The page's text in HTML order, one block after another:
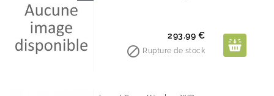
Prix
293.99 €
 Rupture de stock